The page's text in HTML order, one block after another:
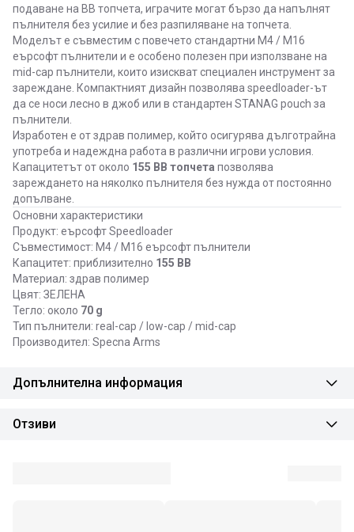
подаване на BB топчета, играчите могат бързо да напълнят
пълнителя без усилие и без разпиляване на топчета.
Моделът е съвместим с повечето стандартни M4 / M16
еърсофт пълнители и е особено полезен при използване на
mid-cap пълнители, които изискват специален инструмент за
зареждане. Компактният дизайн позволява speedloader-ът
да се носи лесно в джоб или в стандартен STANAG pouch за
пълнители.
Изработен е от здрав полимер, който осигурява дълготрайна
употреба и надеждна работа в различни игрови условия.
Капацитетът от около 155 BB топчета позволява
зареждането на няколко пълнителя без нужда от постоянно
допълване.
Основни характеристики
Продукт: еърсофт Speedloader
Съвместимост: M4 / M16 еърсофт пълнители
Капацитет: приблизително 155 BB
Материал: здрав полимер
Цвят: ЗЕЛЕНА
Тегло: около 70 g
Тип пълнители: real-cap / low-cap / mid-cap
Производител: Specna Arms
Допълнителна информация
Отзиви